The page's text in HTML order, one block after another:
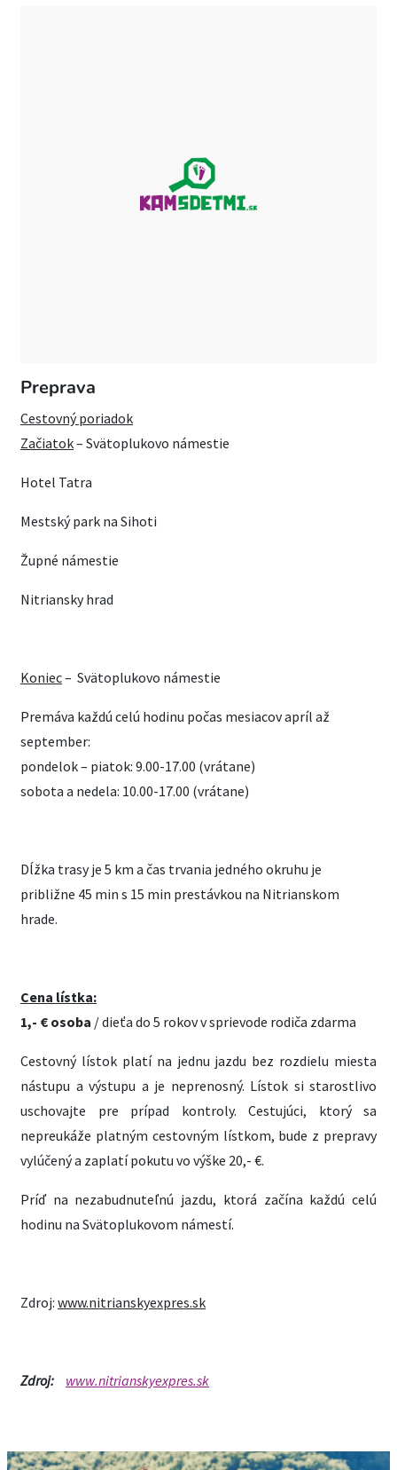
Preprava
Cestovný poriadok
Začiatok– Svätoplukovo námestie
Hotel Tatra
Mestský park na Sihoti
Župné námestie
Nitriansky hrad
Koniec– Svätoplukovo námestie
Premáva každú celú hodinu počas mesiacov apríl až
september:
pondelok – piatok: 9.00-17.00 (vrátane)
sobota a nedela: 10.00-17.00 (vrátane)
Dĺžka trasy je 5 km a čas trvania jedného okruhu je
približne 45 min s 15 min prestávkou na Nitrianskom
hrade.
Cena lístka:
1,- € osoba / dieťa do 5 rokov v sprievode rodiča zdarma
Cestovný lístok platí na jednu jazdu bez rozdielu miesta
nástupu a výstupu a je neprenosný. Lístok si starostlivo
uschovajte pre prípad kontroly. Cestujúci, ktorý sa
nepreukáže platným cestovným lístkom, bude z prepravy
vylúčený a zaplatí pokutu vo výške 20,- €.
Príď na nezabudnuteľnú jazdu, ktorá začína každú celú
hodinu na Svätoplukovom námestí.
Zdroj: www.nitrianskyexpres.sk
Zdroj: www.nitrianskyexpres.sk